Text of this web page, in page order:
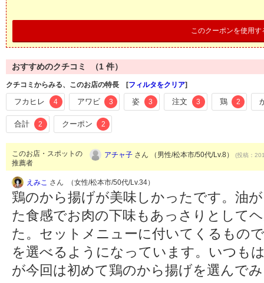
このクーポンを使用す
おすすめのクチコミ （1 件）
クチコミからみる、このお店の特長 [フィルタをクリア]
フカヒレ 4 アワビ 3 姿 3 注文 3 鶏 2
合計 2 クーポン 2
このお店・スポットの
推薦者
アチャ子 さん （男性/松本市/50代/Lv.8） (投稿：
えみこ さん （女性/松本市/50代/Lv.34）
鶏のから揚げが美味しかったです。油
た食感でお肉の下味もあっさりとして
た。セットメニューに付いてくるもので
を選べるようになっています。いつも
が今回は初めて鶏のから揚げを選んで